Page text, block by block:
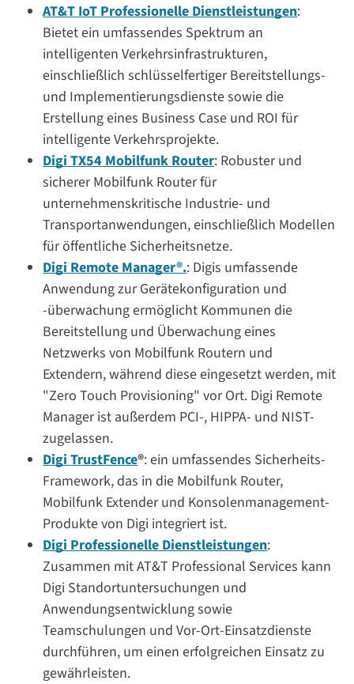
AT&T IoT Professionelle Dienstleistungen:
Bietet ein umfassendes Spektrum an
intelligenten Verkehrsinfrastrukturen,
einschließlich schlüsselfertiger Bereitstellungs-
und Implementierungsdienste sowie die
Erstellung eines Business Case und ROI für
intelligente Verkehrsprojekte.
Digi TX54 Mobilfunk Router: Robuster und
sicherer Mobilfunk Router für
unternehmenskritische Industrie- und
Transportanwendungen, einschließlich Modellen
für öffentliche Sicherheitsnetze.
Digi Remote Manager®.: Digis umfassende
Anwendung zur Gerätekonfiguration und
-überwachung ermöglicht Kommunen die
Bereitstellung und Überwachung eines
Netzwerks von Mobilfunk Routern und
Extendern, während diese eingesetzt werden, mit
"Zero Touch Provisioning" vor Ort. Digi Remote
Manager ist außerdem PCI-, HIPPA- und NIST-
zugelassen.
Digi TrustFence®:ein umfassendes Sicherheits-
Framework, das in die Mobilfunk Router,
Mobilfunk Extender und Konsolenmanagement-
Produkte von Digi integriert ist.
Digi Professionelle Dienstleistungen:
Zusammen mit AT&T Professional Services kann
Digi Standortuntersuchungen und
Anwendungsentwicklung sowie
Teamschulungen und Vor-Ort-Einsatzdienste
durchführen, um einen erfolgreichen Einsatz zu
gewährleisten.